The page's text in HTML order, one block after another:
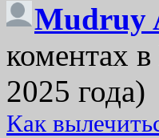
Mudruy
коментах
2025 года)
Как